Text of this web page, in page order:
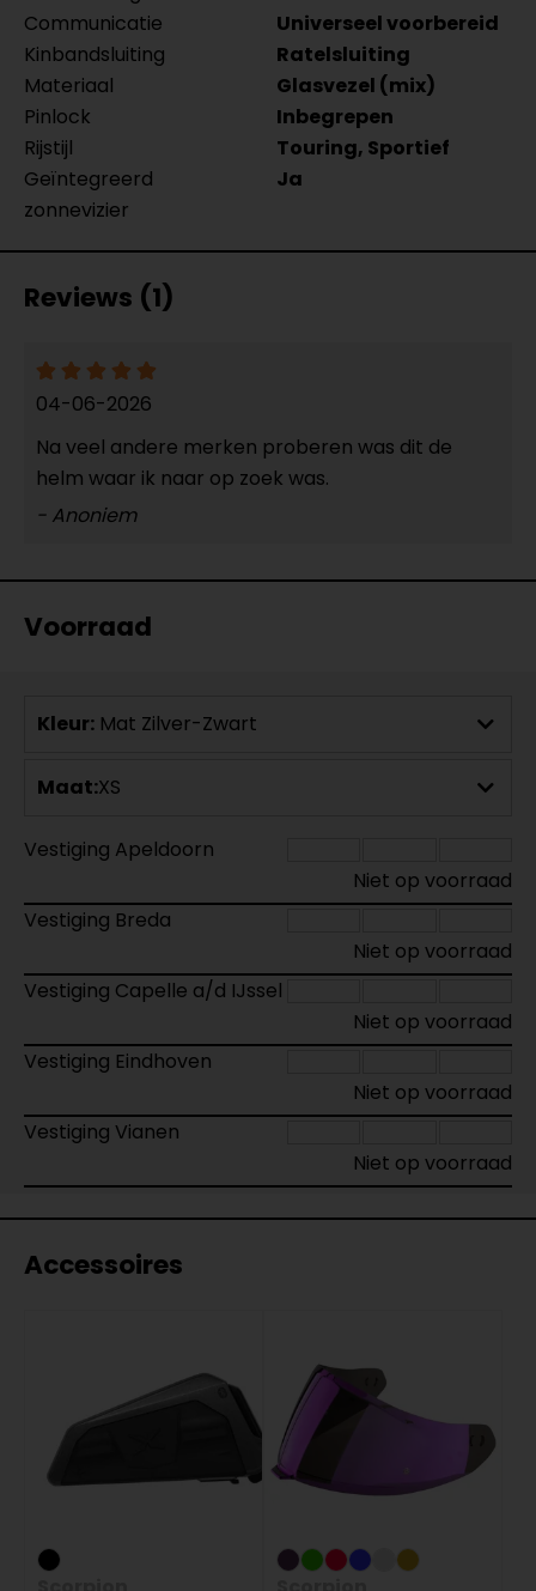
Communicatie
Universeel voorbereid
Kinbandsluiting
Ratelsluiting
Materiaal
Glasvezel (mix)
Pinlock
Inbegrepen
Rijstijl
Touring, Sportief
Geïntegreerd
zonnevizier
Ja
Reviews (1)
04-06-2026
Na veel andere merken proberen was dit de
helm waar ik naar op zoek was.
- Anoniem
Voorraad
Kleur: Mat Zilver-Zwart
Maat:XS
Vestiging Apeldoorn
Niet op voorraad
Vestiging Breda
Niet op voorraad
Vestiging Capelle a/d IJssel
Niet op voorraad
Vestiging Eindhoven
Niet op voorraad
Vestiging Vianen
Niet op voorraad
Accessoires